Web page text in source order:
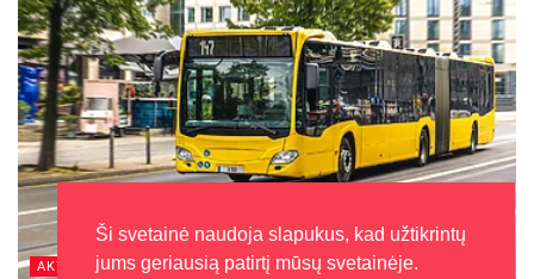
rašytinį prieštaravimą dėl „Energijos turto
investicijos”, UAB planuojamos vėjo elektrinės
statybos turite teisę kreipdamiesi į ” Energijos
turto investicijos”,UAB, juridinio asmens kodas
302741780, šiais kontaktiniais duomenimis: tel.
Nr.: +37064999949,
el.p.
pr. 9-125, Vilnius, LT-09308.
AKTUALIJOS
Ši svetainė naudoja slapukus, kad užtikrintų
jums geriausią patirtį mūsų svetainėje.